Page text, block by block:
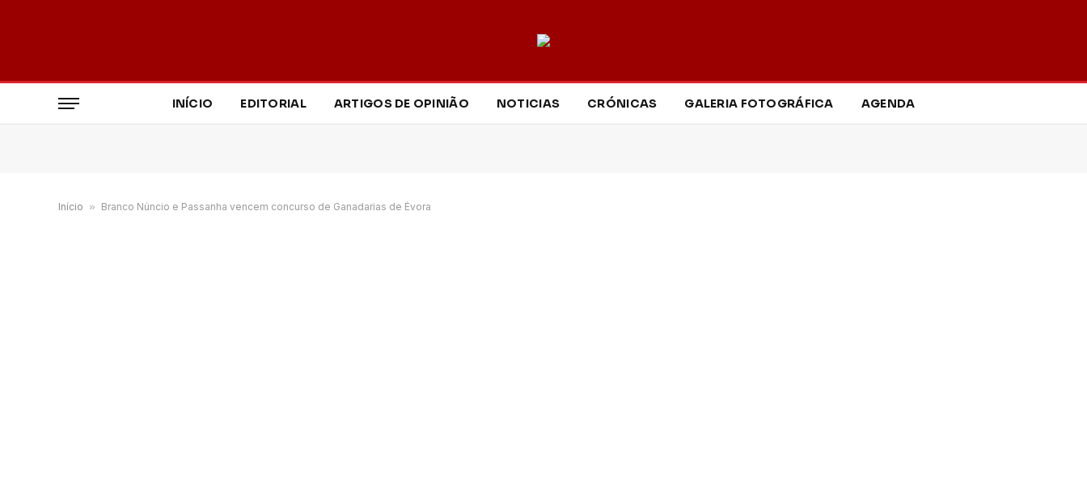
INÍCIO EDITORIAL ARTIGOS DE OPINIÃO NOTICIAS CRÓNICAS GALERIA FOTOGRÁFICA AGENDA
Início » Branco Núncio e Passanha vencem concurso de Ganadarias de Évora